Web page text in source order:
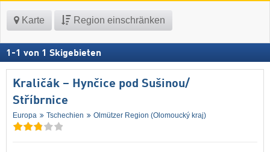
Karte Region einschränken
1 -1 von 1 Skigebieten
Kraličák – Hynčice pod Sušinou/​
Stříbrnice
Europa Tschechien Olmützer Region (Olomoucký kraj)